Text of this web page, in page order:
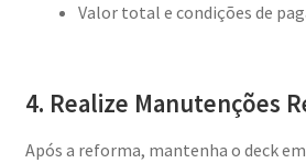
Valor total e condições de
4. Realize Manutenções
Após a reforma, mantenha o deck